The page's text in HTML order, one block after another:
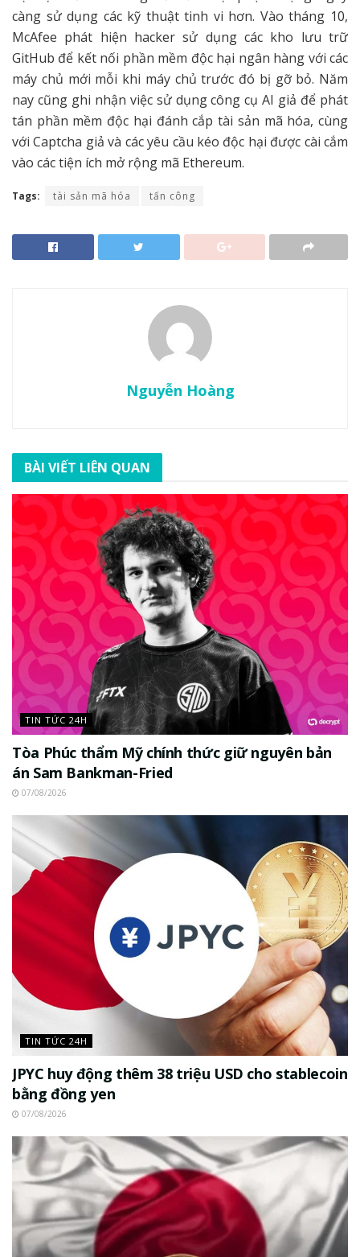
càng sử dụng các kỹ thuật tinh vi hơn. Vào tháng 10,
McAfee phát hiện hacker sử dụng các kho lưu trữ
GitHub để kết nối phần mềm độc hại ngân hàng với các
máy chủ mới mỗi khi máy chủ trước đó bị gỡ bỏ. Năm
nay cũng ghi nhận việc sử dụng công cụ AI giả để phát
tán phần mềm độc hại đánh cắp tài sản mã hóa, cùng
với Captcha giả và các yêu cầu kéo độc hại được cài cắm
vào các tiện ích mở rộng mã Ethereum.
Tags: tài sản mã hóa tấn công
Nguyễn Hoàng
BÀI VIẾT LIÊN QUAN
TIN TỨC 24H
Tòa Phúc thẩm Mỹ chính thức giữ nguyên bản
án Sam Bankman-Fried
07/08/2026
TIN TỨC 24H
JPYC huy động thêm 38 triệu USD cho stablecoin
bằng đồng yen
07/08/2026